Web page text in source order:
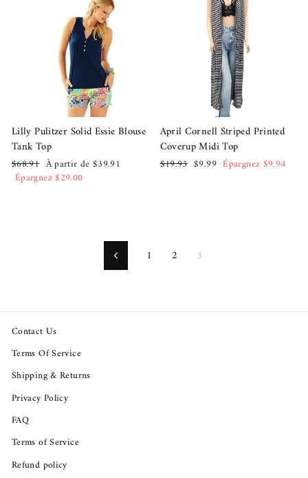
Lilly Pulitzer Solid Essie Blouse
Tank Top
Prix
régulier
$68.91 Prix
réduit
À partir de $39.91
Épargnez $29.00
April Cornell Striped Printed
Coverup Midi Top
Prix
$19.93 Prix
$9.99 Épargnez $9.94
Précédent1 2 3
Contact Us
Terms Of Service
Shipping & Returns
Privacy Policy
FAQ
Terms of Service
Refund policy